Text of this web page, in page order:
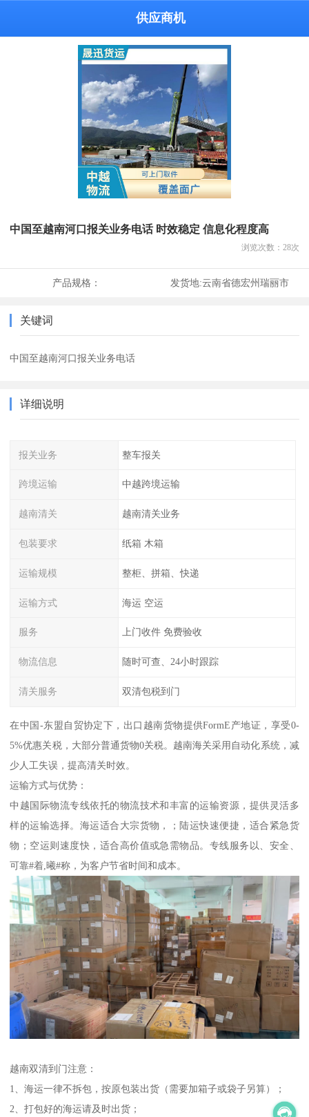
供应商机
中国至越南河口报关业务电话 时效稳定 信息化程度高
浏览次数： 28次
产品规格： 发货地:云南省德宏州瑞丽市
关键词
中国至越南河口报关业务电话
详细说明
报关业务 整车报关
跨境运输 中越跨境运输
越南清关 越南清关业务
包装要求 纸箱 木箱
运输规模 整柜、拼箱、快递
运输方式 海运 空运
服务 上门收件 免费验收
物流信息 随时可查、24小时跟踪
清关服务 双清包税到门
在中国-东盟自贸协定下，出口越南货物提供FormE产地证，享受0-
5%优惠关税，大部分普通货物0关税。越南海关采用自动化系统，减
少人工失误，提高清关时效。
运输方式与优势：
中越国际物流专线依托的物流技术和丰富的运输资源，提供灵活多
样的运输选择。海运适合大宗货物，；陆运快速便捷，适合紧急货
物；空运则速度快，适合高价值或急需物品。专线服务以、安全、
可靠#着,曦#称，为客户节省时间和成本。
越南双清到门注意：
1、海运一律不拆包，按原包装出货（需要加箱子或袋子另算）；
2、打包好的海运请及时出货；